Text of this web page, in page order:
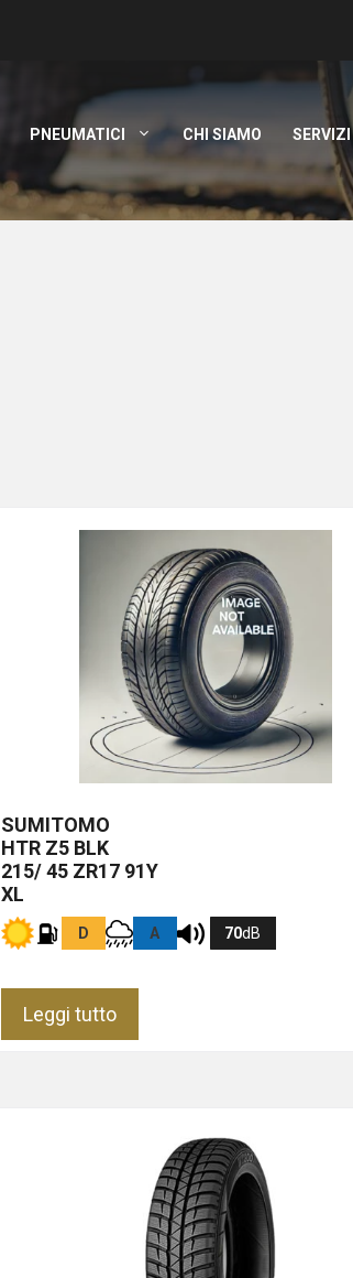
PNEUMATICI CHI SIAMO SERVIZI
SUMITOMO
HTR Z5 BLK
215/ 45 ZR17 91Y
XL
D A 70dB
Leggi tutto